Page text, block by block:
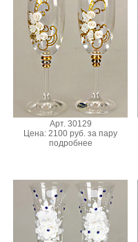
Арт. 30129
Цена: 2100 руб. за пару
подробнее